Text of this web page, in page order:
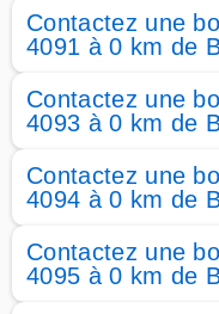
Contactez une
4091 à 0 km de
Contactez une
4093 à 0 km de
Contactez une
4094 à 0 km de
Contactez une
4095 à 0 km de